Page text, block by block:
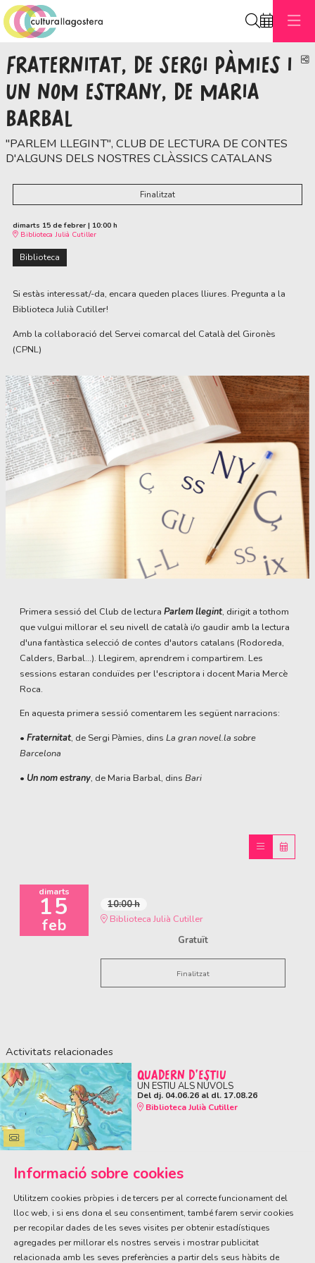
FRATERNITAT, DE SERGI PÀMIES I
UN NOM ESTRANY, DE MARIA
BARBAL
"PARLEM LLEGINT", CLUB DE LECTURA DE CONTES
D'ALGUNS DELS NOSTRES CLÀSSICS CATALANS
Finalitzat
dimarts 15 de febrer | 10:00 h
Biblioteca Julià Cutiller
Biblioteca
Si estàs interessat/-da, encara queden places lliures. Pregunta a la
Biblioteca Julià Cutiller!
Amb la col·laboració del Servei comarcal del Català del Gironès
(CPNL)
Primera sessió del Club de lectura Parlem llegint, dirigit a tothom
que vulgui millorar el seu nivell de català i/o gaudir amb la lectura
d'una fantàstica selecció de contes d'autors catalans (Rodoreda,
Calders, Barbal...). Llegirem, aprendrem i compartirem. Les
sessions estaran conduïdes per l'escriptora i docent Maria Mercè
Roca.
En aquesta primera sessió comentarem les següent narracions:
• Fraternitat, de Sergi Pàmies, dins La gran novel.la sobre
Barcelona
• Un nom estrany, de Maria Barbal, dins Bari
dimarts
15
feb
10:00 h
Biblioteca Julià Cutiller
Gratuït
Finalitzat
Activitats relacionades
QUADERN D'ESTIU
UN ESTIU ALS NÚVOLS
Del dj. 04.06.26al dl. 17.08.26
Biblioteca Julià Cutiller
ÀREA DE CULTURA
Olivareta, 38 · T. 972 83 00 05cultura@llagostera.cat
Informació sobre cookies
Utilitzem cookies pròpies i de tercers per al correcte funcionament del
lloc web, i si ens dona el seu consentiment, també farem servir cookies
per recopilar dades de les seves visites per obtenir estadístiques
agregades per millorar els nostres serveis i mostrar publicitat
relacionada amb les seves preferències a partir dels seus hàbits de